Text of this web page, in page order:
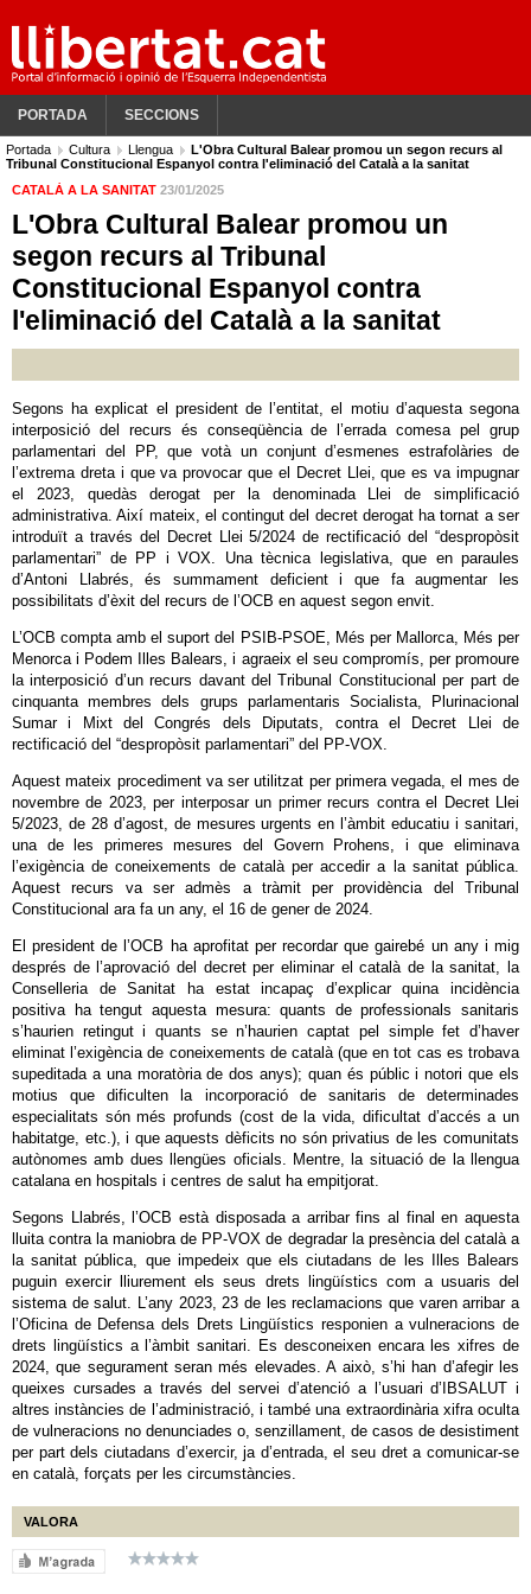
PORTADA SECCIONS
Portada Cultura Llengua
L'Obra Cultural Balear promou un segon recurs al
Tribunal Constitucional Espanyol contra l'eliminació del Català a la sanitat
CATALÀ A LA SANITAT 23/01/2025
L'Obra Cultural Balear promou un
segon recurs al Tribunal
Constitucional Espanyol contra
l'eliminació del Català a la sanitat
Segons ha explicat el president de l’entitat, el motiu d’aquesta segona
interposició del recurs és conseqüència de l’errada comesa pel grup
parlamentari del PP, que votà un conjunt d’esmenes estrafolàries de
l’extrema dreta i que va provocar que el Decret Llei, que es va impugnar
el 2023, quedàs derogat per la denominada Llei de simplificació
administrativa. Així mateix, el contingut del decret derogat ha tornat a ser
introduït a través del Decret Llei 5/2024 de rectificació del “despropòsit
parlamentari” de PP i VOX. Una tècnica legislativa, que en paraules
d’Antoni Llabrés, és summament deficient i que fa augmentar les
possibilitats d’èxit del recurs de l’OCB en aquest segon envit.
L’OCB compta amb el suport del PSIB-PSOE, Més per Mallorca, Més per
Menorca i Podem Illes Balears, i agraeix el seu compromís, per promoure
la interposició d’un recurs davant del Tribunal Constitucional per part de
cinquanta membres dels grups parlamentaris Socialista, Plurinacional
Sumar i Mixt del Congrés dels Diputats, contra el Decret Llei de
rectificació del “despropòsit parlamentari” del PP-VOX.
Aquest mateix procediment va ser utilitzat per primera vegada, el mes de
novembre de 2023, per interposar un primer recurs contra el Decret Llei
5/2023, de 28 d’agost, de mesures urgents en l’àmbit educatiu i sanitari,
una de les primeres mesures del Govern Prohens, i que eliminava
l’exigència de coneixements de català per accedir a la sanitat pública.
Aquest recurs va ser admès a tràmit per providència del Tribunal
Constitucional ara fa un any, el 16 de gener de 2024.
El president de l’OCB ha aprofitat per recordar que gairebé un any i mig
després de l’aprovació del decret per eliminar el català de la sanitat, la
Conselleria de Sanitat ha estat incapaç d’explicar quina incidència
positiva ha tengut aquesta mesura: quants de professionals sanitaris
s’haurien retingut i quants se n’haurien captat pel simple fet d’haver
eliminat l’exigència de coneixements de català (que en tot cas es trobava
supeditada a una moratòria de dos anys); quan és públic i notori que els
motius que dificulten la incorporació de sanitaris de determinades
especialitats són més profunds (cost de la vida, dificultat d’accés a un
habitatge, etc.), i que aquests dèficits no són privatius de les comunitats
autònomes amb dues llengües oficials. Mentre, la situació de la llengua
catalana en hospitals i centres de salut ha empitjorat.
Segons Llabrés, l’OCB està disposada a arribar fins al final en aquesta
lluita contra la maniobra de PP-VOX de degradar la presència del català a
la sanitat pública, que impedeix que els ciutadans de les Illes Balears
puguin exercir lliurement els seus drets lingüístics com a usuaris del
sistema de salut. L’any 2023, 23 de les reclamacions que varen arribar a
l’Oficina de Defensa dels Drets Lingüístics responien a vulneracions de
drets lingüístics a l’àmbit sanitari. Es desconeixen encara les xifres de
2024, que segurament seran més elevades. A això, s’hi han d’afegir les
queixes cursades a través del servei d’atenció a l’usuari d’IBSALUT i
altres instàncies de l’administració, i també una extraordinària xifra oculta
de vulneracions no denunciades o, senzillament, de casos de desistiment
per part dels ciutadans d’exercir, ja d’entrada, el seu dret a comunicar-se
en català, forçats per les circumstàncies.
VALORA